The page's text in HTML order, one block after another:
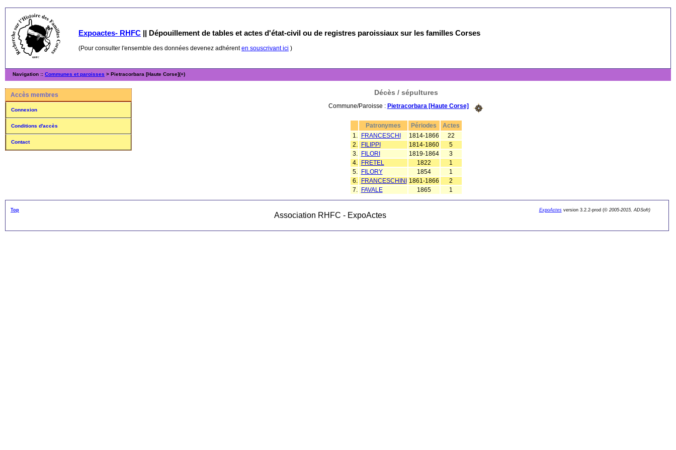
Expoactes- RHFC || Dépouillement de tables et actes d'état-civil ou de registres paroissiaux sur les familles Corses
(Pour consulter l'ensemble des données devenez adhérenten souscrivant ici )
Navigation :: Communes et paroisses > Pietracorbara [Haute Corse](+)
Accès membres
Connexion
Conditions d'accès
Contact
Décès / sépultures
Commune/Paroisse : Pietracorbara [Haute Corse]
Patronymes Périodes
Actes
1.
FRANCESCHI 1814-1866
22
2.
FILIPPI 1814-1860
5
3.
FILORI 1819-1864
3
4.
FRETEL 1822
1
5.
FILORY 1854
1
6.
FRANCESCHINI 1861-1866
2
7.
FAVALE 1865 1
Top
Association RHFC - ExpoActes
ExpoActesversion 3.2.2-prod (©2005-2015, ADSoft)